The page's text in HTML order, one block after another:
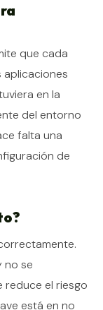
que cada
en la
del entorno
falta una
de
no se
reduce el riesgo
está en no